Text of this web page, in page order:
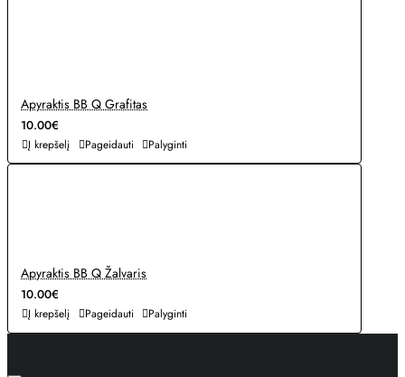
Apyraktis BB Q Grafitas
10.00€
Į krepšelį Pageidauti Palyginti
Apyraktis BB Q Žalvaris
10.00€
Į krepšelį Pageidauti Palyginti